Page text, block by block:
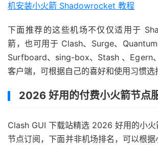
机安装小火箭 Shadowrocket 教程
下面推荐的这些机场不仅仅适用于
箭，也可用于 Clash、Surge、
Surfboard、sing-box、Stash 、Egern
客户端，可根据自己的喜好和使用习惯选
2026 好用的付费小火箭节点
Clash GUI 下载站精选 2026 好用的小
节点订阅，下面并非机场排名，可以根据